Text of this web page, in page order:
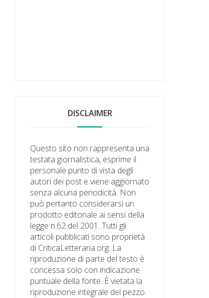
DISCLAIMER
Questo sito non rappresenta una
testata giornalistica, esprime il
personale punto di vista degli
autori dei post e viene aggiornato
senza alcuna periodicità. Non
può pertanto considerarsi un
prodotto editoriale ai sensi della
legge n.62 del 2001. Tutti gli
articoli pubblicati sono proprietà
di CriticaLetteraria.org. La
riproduzione di parte del testo è
concessa solo con indicazione
puntuale della fonte. È vietata la
riproduzione integrale del pezzo.